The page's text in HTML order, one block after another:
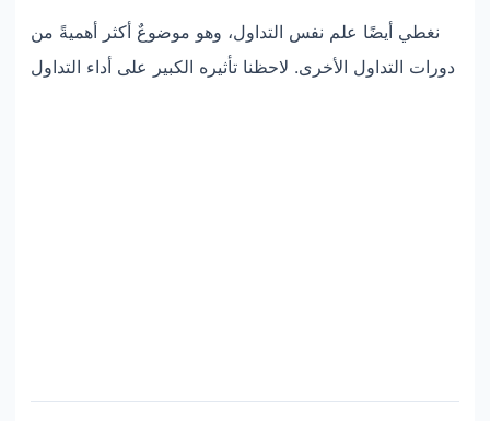
نغطي أيضًا علم نفس التداول، وهو موضوعٌ أكثر أهميةً من
دورات التداول الأخرى. لاحظنا تأثيره الكبير على أداء التداول